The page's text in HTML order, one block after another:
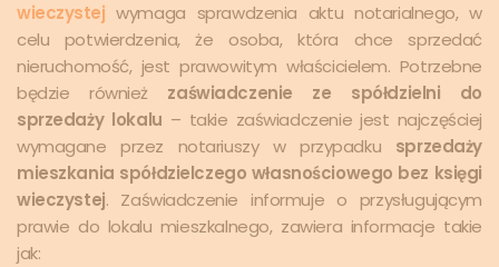
wieczystejwymaga sprawdzenia aktu notarialnego, w
celu potwierdzenia, że osoba, która chce sprzedać
nieruchomość, jest prawowitym właścicielem. Potrzebne
będzie również zaświadczenie ze spółdzielni do
sprzedaży lokalu – takie zaświadczenie jest najczęściej
wymagane przez notariuszy w przypadku sprzedaży
mieszkania spółdzielczego własnościowego bez księgi
wieczystej. Zaświadczenie informuje o przysługującym
prawie do lokalu mieszkalnego, zawiera informacje takie
jak: